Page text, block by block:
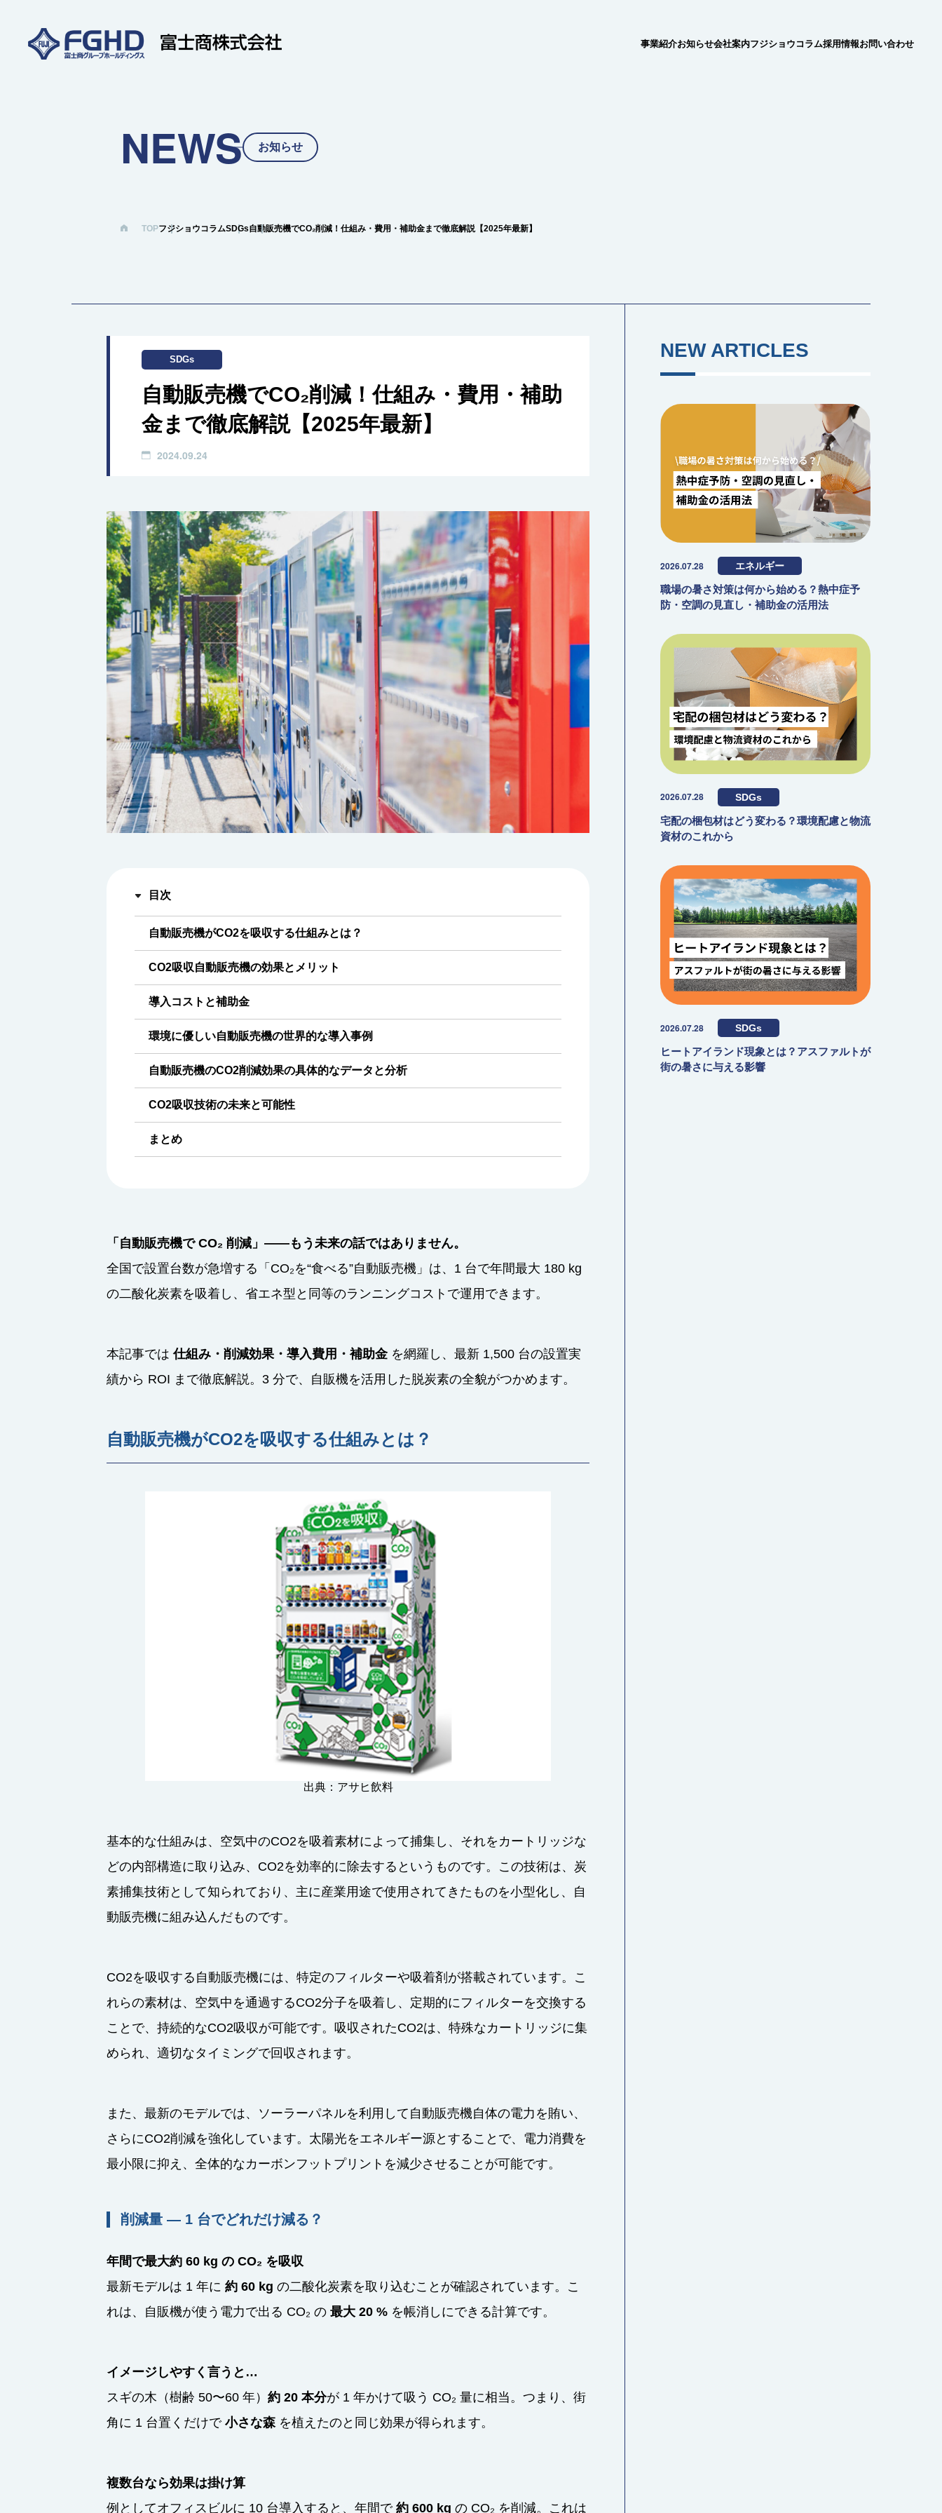
事業紹介お知らせ会社案内フジショウコラム採用情報お問い合わせ
NEWS お知らせ
TOPフジショウコラムSDGs自動販売機でCO₂削減！仕組み・費用・補助金まで徹底解説【2025年最新】
SDGs
自動販売機でCO₂削減！仕組み・費用・補助
金まで徹底解説【2025年最新】
2024.09.24
目次
自動販売機がCO2を吸収する仕組みとは？
CO2吸収自動販売機の効果とメリット
導入コストと補助金
環境に優しい自動販売機の世界的な導入事例
自動販売機のCO2削減効果の具体的なデータと分析
CO2吸収技術の未来と可能性
まとめ
「自動販売機で CO₂ 削減」――もう未来の話ではありません。
全国で設置台数が急増する「CO₂を“食べる”自動販売機」は、1 台で年間最大 180 kg
の二酸化炭素を吸着し、省エネ型と同等のランニングコストで運用できます。
本記事では仕組み・削減効果・導入費用・補助金を網羅し、最新 1,500 台の設置実
績から ROI まで徹底解説。3 分で、自販機を活用した脱炭素の全貌がつかめます。
自動販売機がCO2を吸収する仕組みとは？
出典：アサヒ飲料
基本的な仕組みは、空気中のCO2を吸着素材によって捕集し、それをカートリッジな
どの内部構造に取り込み、CO2を効率的に除去するというものです。この技術は、炭
素捕集技術として知られており、主に産業用途で使用されてきたものを小型化し、自
動販売機に組み込んだものです。
CO2を吸収する自動販売機には、特定のフィルターや吸着剤が搭載されています。こ
れらの素材は、空気中を通過するCO2分子を吸着し、定期的にフィルターを交換する
ことで、持続的なCO2吸収が可能です。吸収されたCO2は、特殊なカートリッジに集
められ、適切なタイミングで回収されます。
また、最新のモデルでは、ソーラーパネルを利用して自動販売機自体の電力を賄い、
さらにCO2削減を強化しています。太陽光をエネルギー源とすることで、電力消費を
最小限に抑え、全体的なカーボンフットプリントを減少させることが可能です。
削減量 ― 1 台でどれだけ減る？
年間で最大約 60 kg の CO₂ を吸収
最新モデルは 1 年に 約 60 kg の二酸化炭素を取り込むことが確認されています。こ
れは、自販機が使う電力で出る CO₂ の 最大 20 % を帳消しにできる計算です。
イメージしやすく言うと…
スギの木（樹齢 50〜60 年） 約 20 本分が 1 年かけて吸う CO₂ 量に相当。つまり、街
角に 1 台置くだけで 小さな森 を植えたのと同じ効果が得られます。
複数台なら効果は掛け算
例としてオフィスビルに 10 台導入すると、年間で 約 600 kg の CO₂ を削減。これは
NEW ARTICLES
2026.07.28 エネルギー
職場の暑さ対策は何から始める？熱中症予
防・空調の見直し・補助金の活用法
2026.07.28 SDGs
宅配の梱包材はどう変わる？環境配慮と物流
資材のこれから
2026.07.28 SDGs
ヒートアイランド現象とは？アスファルトが
街の暑さに与える影響